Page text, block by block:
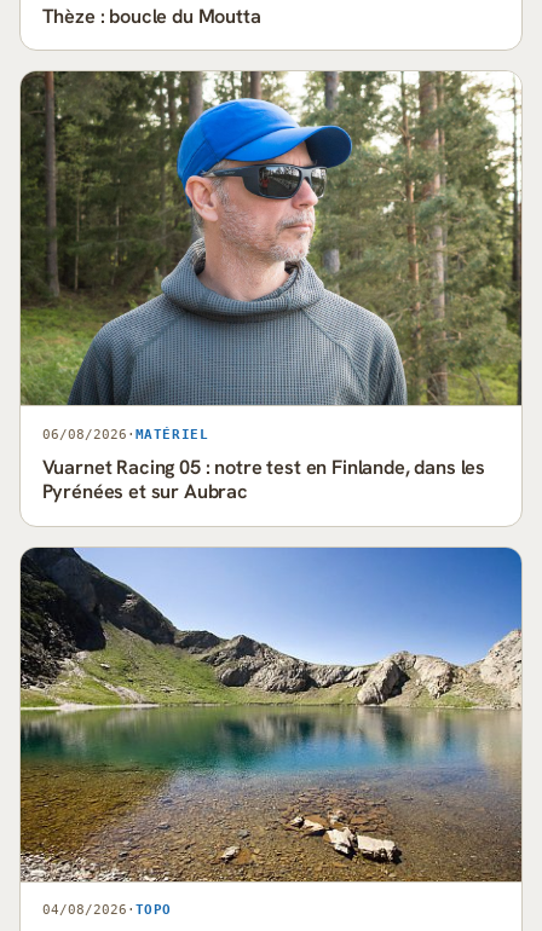
Thèze : boucle du Moutta
06/08/2026 · MATÉRIEL
Vuarnet Racing 05 : notre test en Finlande, dans les
Pyrénées et sur Aubrac
04/08/2026 · TOPO